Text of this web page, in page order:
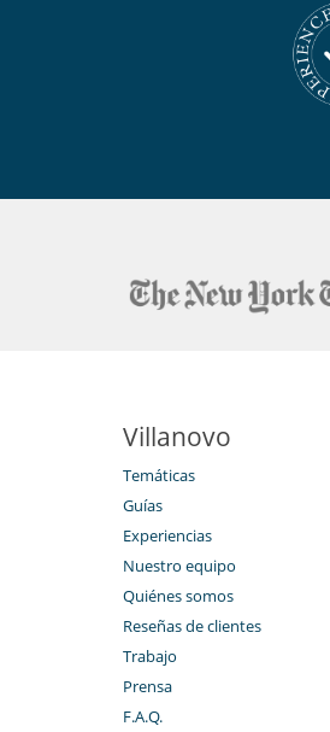
Para sus comidas
Villanovo
Temáticas
Guías
Experiencias
Nuestro equipo
Quiénes somos
Reseñas de clientes
Trabajo
Prensa
F.A.Q.